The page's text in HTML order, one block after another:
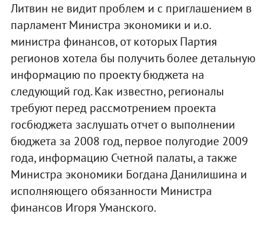
Литвин не видит проблем и с приглашением в
парламент Министра экономики и и.о.
министра финансов, от которых Партия
регионов хотела бы получить более детальную
информацию по проекту бюджета на
следующий год. Как известно, регионалы
требуют перед рассмотрением проекта
госбюджета заслушать отчет о выполнении
бюджета за 2008 год, первое полугодие 2009
года, информацию Счетной палаты, а также
Министра экономики Богдана Данилишина и
исполняющего обязанности Министра
финансов Игоря Уманского.